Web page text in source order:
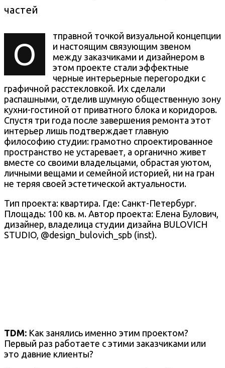
частей
О
тправной точкой визуальной концепции
и настоящим связующим звеном
между заказчиками и дизайнером в
этом проекте стали эффектные
черные интерьерные перегородки с
графичной расстекловкой. Их сделали
распашными, отделив шумную общественную зону
кухни-гостиной от приватного блока и коридоров.
Спустя три года после завершения ремонта этот
интерьер лишь подтверждает главную
философию студии: грамотно спроектированное
пространство не устаревает, а органично живет
вместе со своими владельцами, обрастая уютом,
личными вещами и семейной историей, ни на гран
не теряя своей эстетической актуальности.
Тип проекта: квартира. Где: Санкт-Петербург.
Площадь: 100 кв. м. Автор проекта: Елена Булович,
дизайнер, владелица студии дизайна BULOVICH
STUDIO, @design_bulovich_spb (inst).
TDM: Как занялись именно этим проектом?
Первый раз работаете с этими заказчиками или
это давние клиенты?